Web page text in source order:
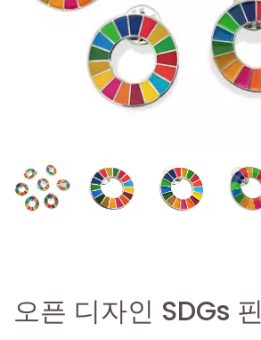
오픈 디자인 SDGs 핀